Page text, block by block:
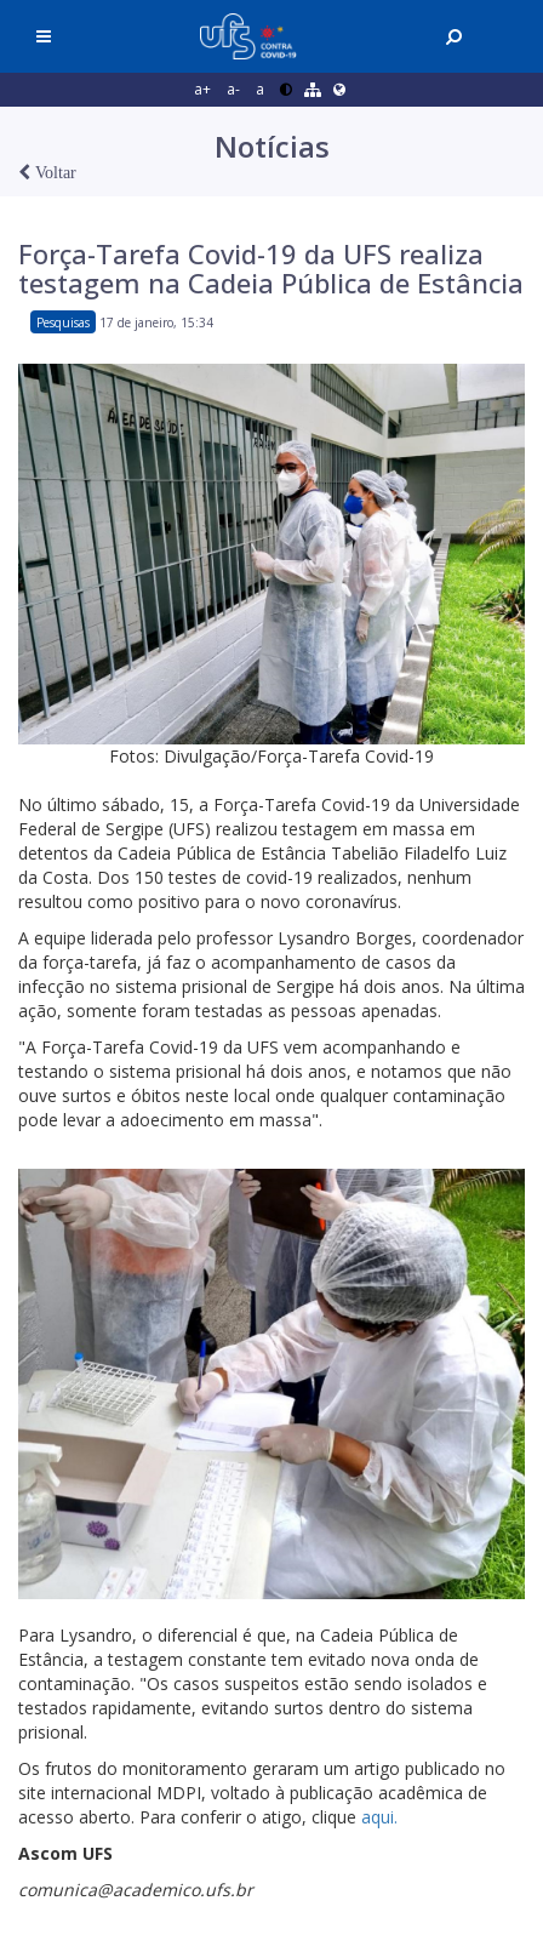
a+ a- a
Notícias
Voltar
Força-Tarefa Covid-19 da UFS realiza
testagem na Cadeia Pública de Estância
Pesquisas 17 de janeiro, 15:34
Fotos: Divulgação/Força-Tarefa Covid-19
No último sábado, 15, a Força-Tarefa Covid-19 da Universidade
Federal de Sergipe (UFS) realizou testagem em massa em
detentos da Cadeia Pública de Estância Tabelião Filadelfo Luiz
da Costa. Dos 150 testes de covid-19 realizados, nenhum
resultou como positivo para o novo coronavírus.
A equipe liderada pelo professor Lysandro Borges, coordenador
da força-tarefa, já faz o acompanhamento de casos da
infecção no sistema prisional de Sergipe há dois anos. Na última
ação, somente foram testadas as pessoas apenadas.
"A Força-Tarefa Covid-19 da UFS vem acompanhando e
testando o sistema prisional há dois anos, e notamos que não
ouve surtos e óbitos neste local onde qualquer contaminação
pode levar a adoecimento em massa".
Para Lysandro, o diferencial é que, na Cadeia Pública de
Estância, a testagem constante tem evitado nova onda de
contaminação. "Os casos suspeitos estão sendo isolados e
testados rapidamente, evitando surtos dentro do sistema
prisional.
Os frutos do monitoramento geraram um artigo publicado no
site internacional MDPI, voltado à publicação acadêmica de
acesso aberto. Para conferir o atigo, clique aqui.
Ascom UFS
comunica@academico.ufs.br